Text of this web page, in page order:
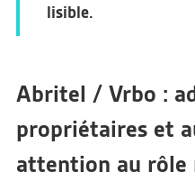
lisible.
Abritel / Vrbo :
propriétaires et
attention au rôle